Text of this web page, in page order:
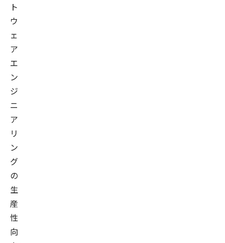
ト
ウ
ェ
ア
エ
ン
ジ
ニ
ア
リ
ン
グ
の
生
産
性
向